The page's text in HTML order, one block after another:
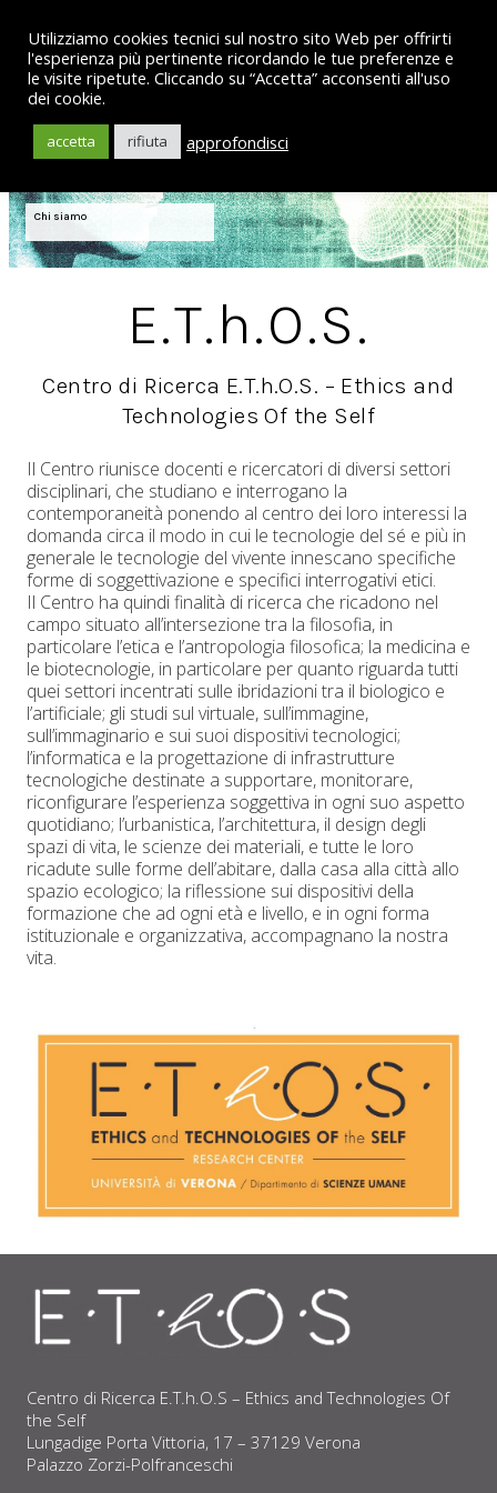
Chi siamo
E.T.h.O.S.
Centro di Ricerca E.T.h.O.S. – Ethics and
Technologies Of the Self
Il Centro riunisce docenti e ricercatori di diversi settori
disciplinari, che studiano e interrogano la
contemporaneità ponendo al centro dei loro interessi la
domanda circa il modo in cui le tecnologie del sé e più in
generale le tecnologie del vivente innescano specifiche
forme di soggettivazione e specifici interrogativi etici.
Il Centro ha quindi finalità di ricerca che ricadono nel
campo situato all’intersezione tra la filosofia, in
particolare l’etica e l’antropologia filosofica; la medicina e
le biotecnologie, in particolare per quanto riguarda tutti
quei settori incentrati sulle ibridazioni tra il biologico e
l’artificiale; gli studi sul virtuale, sull’immagine,
sull’immaginario e sui suoi dispositivi tecnologici;
l’informatica e la progettazione di infrastrutture
tecnologiche destinate a supportare, monitorare,
riconfigurare l’esperienza soggettiva in ogni suo aspetto
quotidiano; l’urbanistica, l’architettura, il design degli
spazi di vita, le scienze dei materiali, e tutte le loro
ricadute sulle forme dell’abitare, dalla casa alla città allo
spazio ecologico; la riflessione sui dispositivi della
formazione che ad ogni età e livello, e in ogni forma
istituzionale e organizzativa, accompagnano la nostra
vita.
Centro di Ricerca E.T.h.O.S – Ethics and Technologies Of
the Self
Lungadige Porta Vittoria, 17 – 37129 Verona
Palazzo Zorzi-Polfranceschi
Utilizziamo cookies tecnici sul nostro sito Web per offrirti
l'esperienza più pertinente ricordando le tue preferenze e
le visite ripetute. Cliccando su “Accetta” acconsenti all'uso
dei cookie.
accetta rifiuta approfondisci